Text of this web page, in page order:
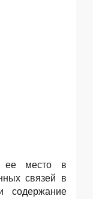
ее место в
связей в
содержание